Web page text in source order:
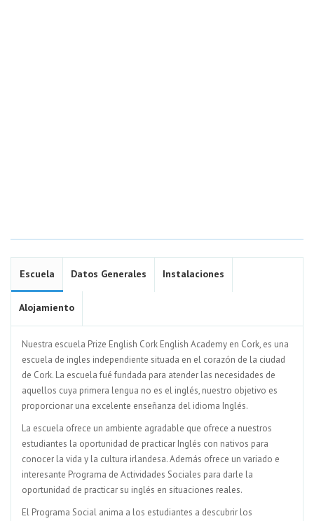
Escuela Datos Generales Instalaciones
Alojamiento
Nuestra escuela Prize English Cork English Academy en Cork, es una
escuela de ingles independiente situada en el corazón de la ciudad
de Cork. La escuela fué fundada para atender las necesidades de
aquellos cuya primera lengua no es el inglés, nuestro objetivo es
proporcionar una excelente enseñanza del idioma Inglés.
La escuela ofrece un ambiente agradable que ofrece a nuestros
estudiantes la oportunidad de practicar Inglés con nativos para
conocer la vida y la cultura irlandesa. Además ofrece un variado e
interesante Programa de Actividades Sociales para darle la
oportunidad de practicar su inglés en situaciones reales.
El Programa Social anima a los estudiantes a descubrir los